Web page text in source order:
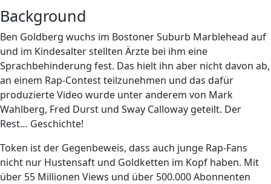
Background
Ben Goldberg wuchs im Bostoner Suburb Marblehead auf
und im Kindesalter stellten Ärzte bei ihm eine
Sprachbehinderung fest. Das hielt ihn aber nicht davon ab,
an einem Rap-Contest teilzunehmen und das dafür
produzierte Video wurde unter anderem von Mark
Wahlberg, Fred Durst und Sway Calloway geteilt. Der
Rest… Geschichte!
Token ist der Gegenbeweis, dass auch junge Rap-Fans
nicht nur Hustensaft und Goldketten im Kopf haben. Mit
über 55 Millionen Views und über 500.000 Abonnenten